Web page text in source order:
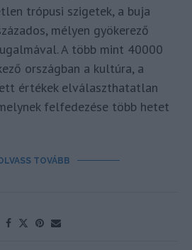
trópusi szigetek, a buja
mélyen gyökerező
A több mint 40000
országban a kultúra, a
értékek elválaszthatatlan
felfedezése több hetet
TOVÁBB